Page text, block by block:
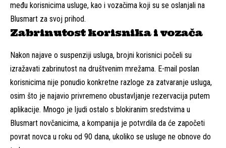
među korisnicima usluge, kao i vozačima koji su se oslanjali na
Blusmart za svoj prihod.
Zabrinutost korisnika i vozača
Nakon najave o suspenziji usluga, brojni korisnici počeli su
izražavati zabrinutost na društvenim mrežama. E-mail poslan
korisnicima nije ponudio konkretne razloge za zatvaranje usluga,
osim što je najavio privremeno obustavljanje rezervacija putem
aplikacije. Mnogo je ljudi ostalo s blokiranim sredstvima u
Blusmart novčanicima, a kompanija je potvrdila da će započeti
povrat novca u roku od 90 dana, ukoliko se usluge ne obnove do